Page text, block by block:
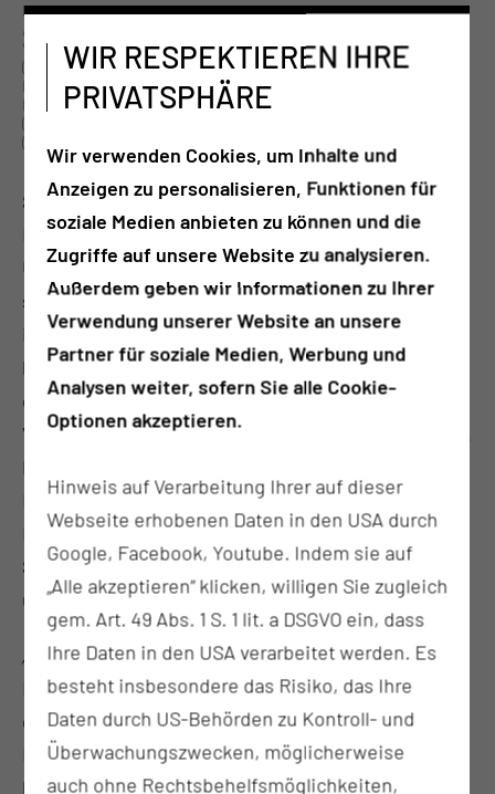
Der Vorstand an der MUL – CT ist nun komplett. V. l. n. r.: Dr.
Alexander Hewer (kaufmännischer Vorstand / stellv.
Vorstandsvorsitzender), Prof. Dr. Ulrike Gutheil
(Gründungsvorstand Universitärer Strukturaufbau), Prof. Dr. mult.
Eckhard Nagel (Vorstandsvorsitzender und Vorstand
Krankenversorgung), Prof. Dr. Adelheid Kuhlmey
(Gründungsvorstand Wissenschaft), Andrea Stewig-Nitschke
(Pflegevorstand) und Martin Peuker (Digitalisierungsvorstand).
Seit Jahresbeginn ist Martin Peuker
Digitalisierungsvorstand der Medizinischen
Universität Lausitz – Carl Thiem (MUL – CT). „In
seinen vielfältigen bisherigen nationalen und
internationalen Aufgaben bringt Herr Peuker eine
beeindruckende Expertise in der IT-Transformation
des Gesundheitswesens mit“, sagt
Vorstandsvorsitzender Prof. Dr. mult. Eckhard Nagel.
Peukers Ziel: die digitale Zukunft der
Medizinischen Universität Lausitz gestalten – auf
Basis der in den vergangenen Jahren geschaffenen
Strukturen, ergänzt durch innovative Technologien
und die aktive Einbindung der Mitarbeitenden.
„Die bisherigen Errungenschaften in der
Digitalisierung sind ein solides Fundament, auf
dem wir neue Themen entwickeln können.
Digitalisierung ist ein fortlaufender Prozess, der auf
bestehenden Erfolgen aufbaut“, erklärt Peuker.
WIR RESPEKTIEREN IHRE
PRIVATSPHÄRE
Wir verwenden Cookies, um Inhalte und
Anzeigen zu personalisieren, Funktionen für
soziale Medien anbieten zu können und die
Zugriffe auf unsere Website zu analysieren.
Außerdem geben wir Informationen zu Ihrer
Verwendung unserer Website an unsere
Partner für soziale Medien, Werbung und
Analysen weiter, sofern Sie alle Cookie-
Optionen akzeptieren.
Hinweis auf Verarbeitung Ihrer auf dieser
Webseite erhobenen Daten in den USA durch
Google, Facebook, Youtube. Indem sie auf
„Alle akzeptieren“ klicken, willigen Sie zugleich
gem. Art. 49 Abs. 1 S. 1 lit. a DSGVO ein, dass
Ihre Daten in den USA verarbeitet werden. Es
besteht insbesondere das Risiko, das Ihre
Daten durch US-Behörden zu Kontroll- und
Überwachungszwecken, möglicherweise
auch ohne Rechtsbehelfsmöglichkeiten,